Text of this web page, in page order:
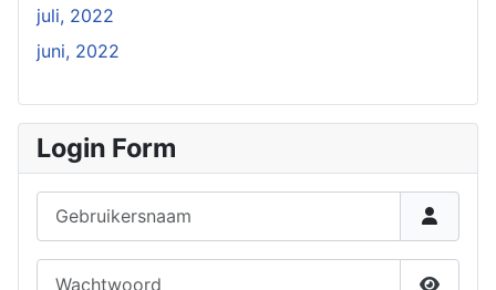
juli, 2022
juni, 2022
Login Form